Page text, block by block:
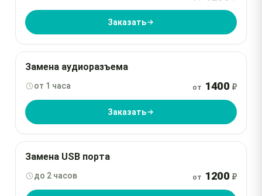
Заказать
Замена аудиоразъема
от 1 часа от 1400 ₽
Заказать
Замена USB порта
до 2 часов от 1200 ₽